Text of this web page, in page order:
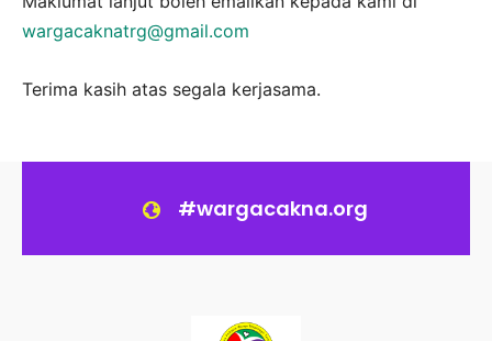
wargacaknatrg@gmail.com
Terima kasih atas segala kerjasama.
#wargacakna.org